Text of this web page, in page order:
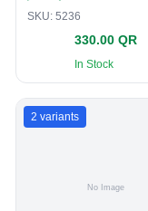
SKU: 5236
330.00 QR
In Stock
2 variants